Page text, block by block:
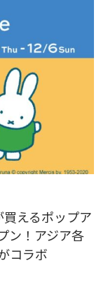
えるポップア
ン！アジア各
コラボ